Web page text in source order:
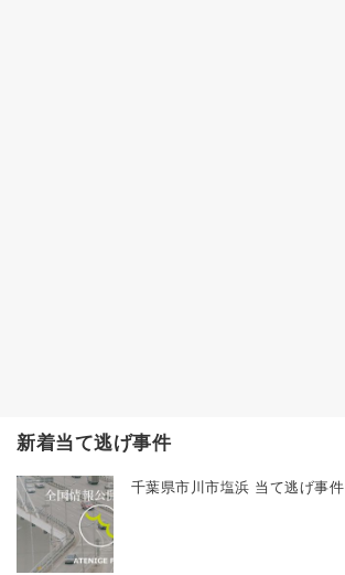
新着当て逃げ事件
千葉県市川市塩浜 当て逃げ事件